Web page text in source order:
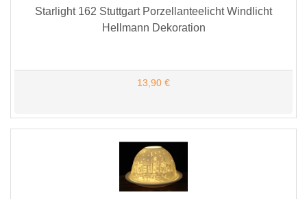
Starlight 162 Stuttgart Porzellanteelicht Windlicht
Hellmann Dekoration
13,90 €